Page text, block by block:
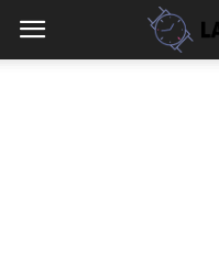
lazyhours.pl